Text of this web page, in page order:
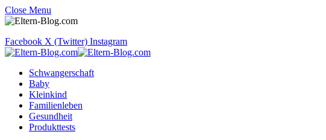
Close Menu
Facebook X (Twitter) Instagram
Schwangerschaft
Baby
Kleinkind
Familienleben
Gesundheit
Produkttests